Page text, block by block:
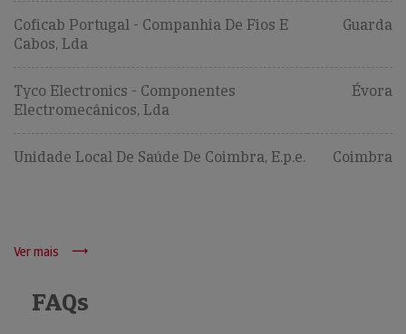
Coficab Portugal - Companhia De Fios E
Cabos, Lda
Guarda
Tyco Electronics - Componentes
Electromecânicos, Lda
Évora
Unidade Local De Saúde De Coimbra, E.p.e. Coimbra
Ver mais
FAQs